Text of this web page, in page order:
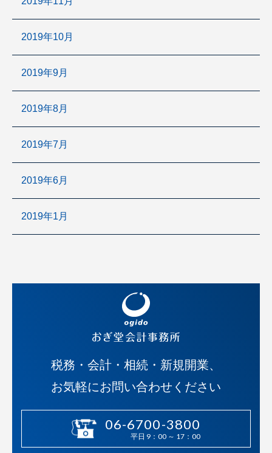
2019年10月
2019年9月
2019年8月
2019年7月
2019年6月
2019年1月
税務・会計・相続・新規開業、
お気軽にお問い合わせください
06-6700-3800
平日 9：00 ～ 17：00